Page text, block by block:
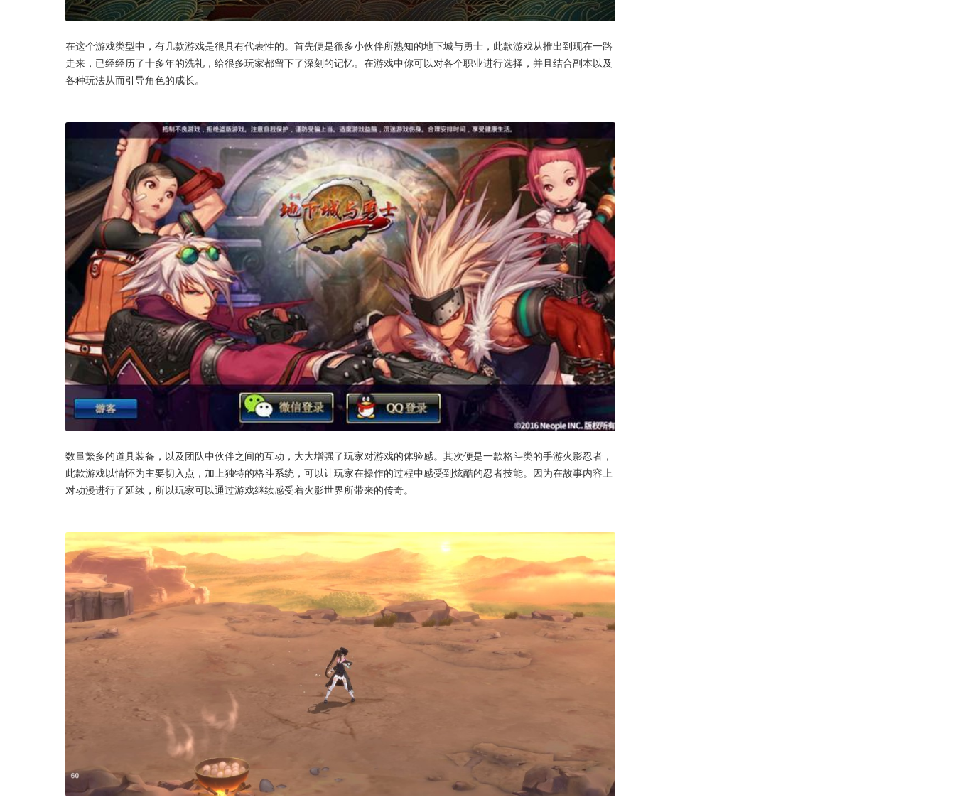
在这个游戏类型中，有几款游戏是很具有代表性的。首先便是很多小伙伴所熟知的地下城与勇士，此款游戏从推出到现在一路
走来，已经经历了十多年的洗礼，给很多玩家都留下了深刻的记忆。在游戏中你可以对各个职业进行选择，并且结合副本以及
各种玩法从而引导角色的成长。
数量繁多的道具装备，以及团队中伙伴之间的互动，大大增强了玩家对游戏的体验感。其次便是一款格斗类的手游火影忍者，
此款游戏以情怀为主要切入点，加上独特的格斗系统，可以让玩家在操作的过程中感受到炫酷的忍者技能。因为在故事内容上
对动漫进行了延续，所以玩家可以通过游戏继续感受着火影世界所带来的传奇。